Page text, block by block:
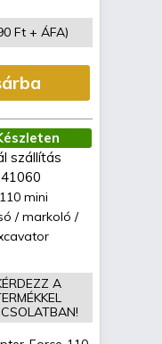
Ft + ÁFA)
szállítás
mini
/ markoló /
A